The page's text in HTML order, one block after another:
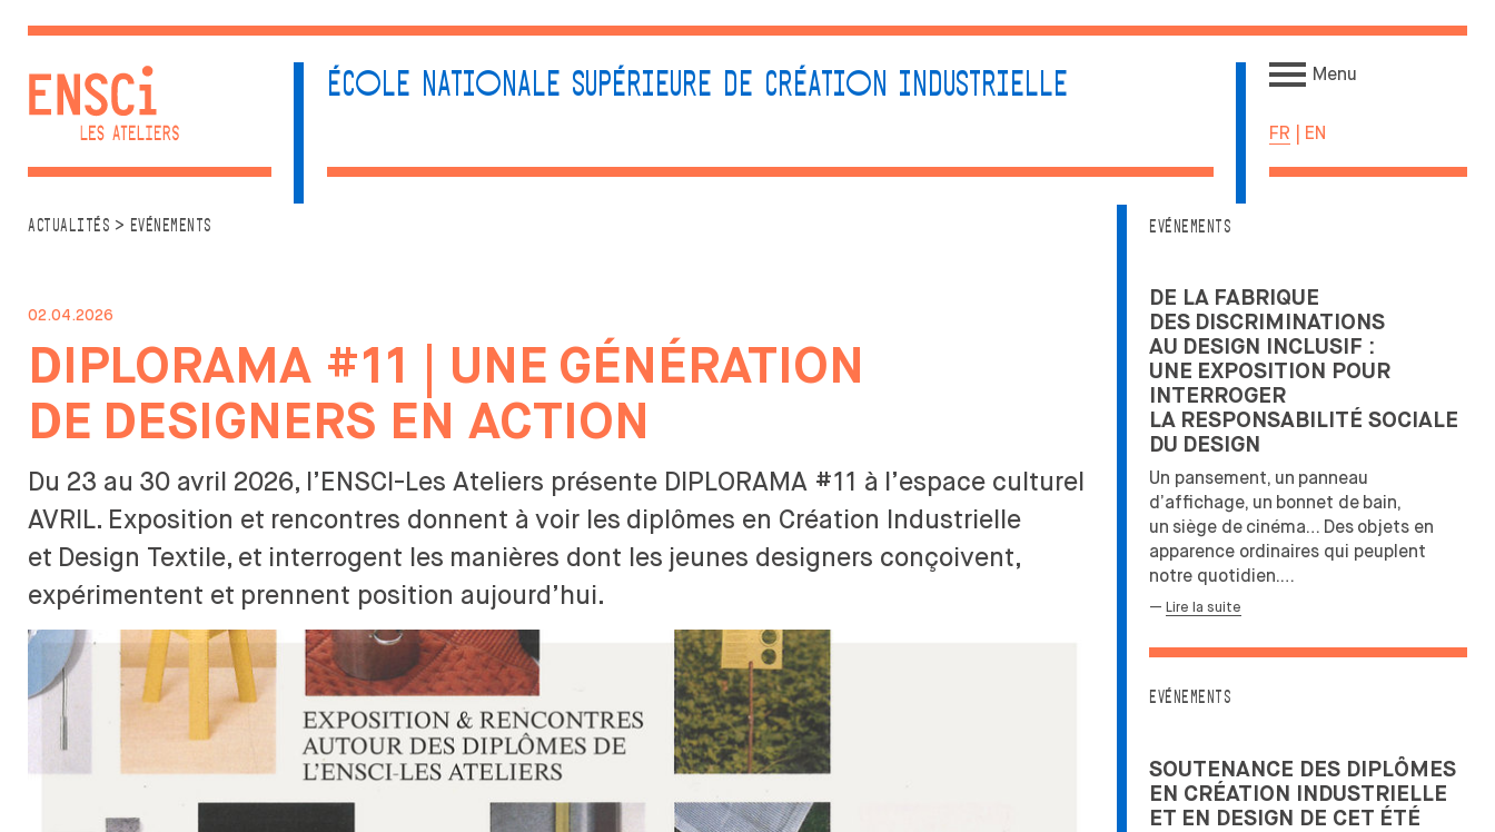
ÉCOLE NATIONALE SUPÉRIEURE DE CRÉATION INDUSTRIELLE Menu
FR EN
ACTUALITÉS
CENTRE DE
DOCUMENTATION
LE BIS
ESPACES
DESIGN ET DIVERSITÉ
COMMISSION ÉGALITÉS
DÉVELOPPEMENT
L'ÉQUIPE
L'ENSCI RECRUTE
DIPLÔME
PROFESSIONNALISATION
DESIGNER TEXTILE
DIPLÔME
PROFESSIONNALISATION
FORMATION TOUT AU
LONG DE LA VIE
EN DESIGN
CHAIRE S'ENTENDRE
INTERNATIONAL
ÉCHANGES ACADÉMIQUES
INTERNATIONAUX
MEDES UNE SPÉCIFICITÉ
STAGES & ÉCHANGES
ACADÉMIQUES
INTERNATIONAUX
SORTANTS
ACTUALITÉS > EVÉNEMENTS
02.04.2026
DIPLORAMA #11 | UNE GÉNÉRATION
DE DESIGNERS EN ACTION
Du 23 au 30 avril 2026, l’ENSCI-Les Ateliers présente DIPLORAMA #11 à l’espace culturel
AVRIL. Exposition et rencontres donnent à voir les diplômes en Création Industrielle
et Design Textile, et interrogent les manières dont les jeunes designers conçoivent,
expérimentent et prennent position aujourd’hui.
EVÉNEMENTS
DE LA FABRIQUE
DES DISCRIMINATIONS
AU DESIGN INCLUSIF :
UNE EXPOSITION POUR
INTERROGER
LA RESPONSABILITÉ SOCIALE
DU DESIGN
Un pansement, un panneau
d’affichage, un bonnet de bain,
un siège de cinéma… Des objets en
apparence ordinaires qui peuplent
notre quotidien.…
— Lire la suite
EVÉNEMENTS
SOUTENANCE DES DIPLÔMES
EN CRÉATION INDUSTRIELLE
ET EN DESIGN DE CET ÉTÉ